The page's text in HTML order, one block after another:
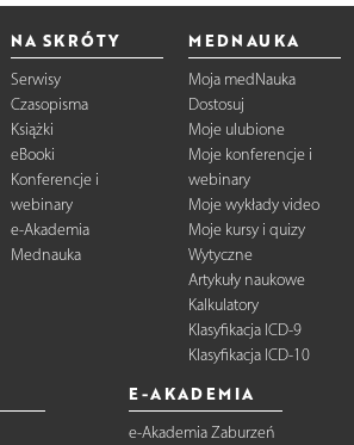
NA SKRÓTY
Serwisy
Czasopisma
Książki
eBooki
Konferencje i
webinary
e-Akademia
Mednauka
MEDNAUKA
Moja medNauka
Dostosuj
Moje ulubione
Moje konferencje i
webinary
Moje wykłady video
Moje kursy i quizy
Wytyczne
Artykuły naukowe
Kalkulatory
Klasyfikacja ICD-9
Klasyfikacja ICD-10
E-AKADEMIA
e-Akademia Zaburzeń